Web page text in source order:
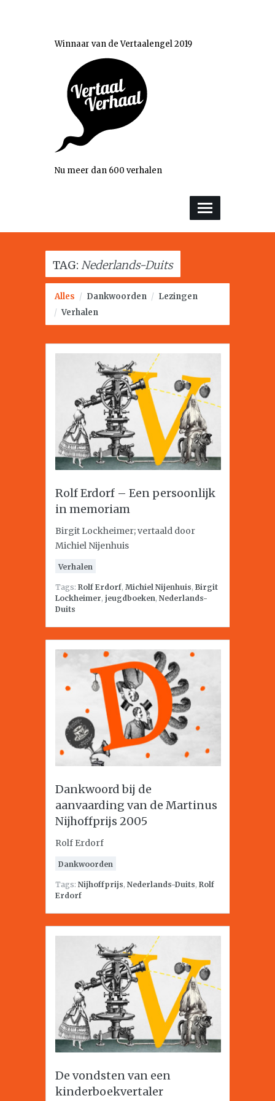
Winnaar van de Vertaalengel 2019
Nu meer dan 600 verhalen
TAG: Nederlands-Duits
Alles / Dankwoorden / Lezingen
/ Verhalen
Rolf Erdorf – Een persoonlijk
in memoriam
Birgit Lockheimer; vertaald door
Michiel Nijenhuis
Verhalen
Tags: Rolf Erdorf, Michiel Nijenhuis, Birgit
Lockheimer, jeugdboeken, Nederlands-
Duits
Dankwoord bij de
aanvaarding van de Martinus
Nijhoffprijs 2005
Rolf Erdorf
Dankwoorden
Tags: Nijhoffprijs, Nederlands-Duits, Rolf
Erdorf
De vondsten van een
kinderboekvertaler